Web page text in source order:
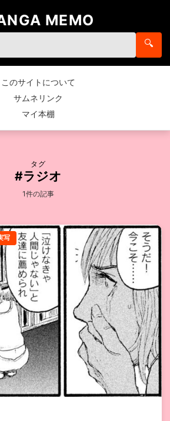
MEMO
🔍
このサイトについて
サムネリンク
マイ本棚
タグ
#ラジオ
1件の記事
写